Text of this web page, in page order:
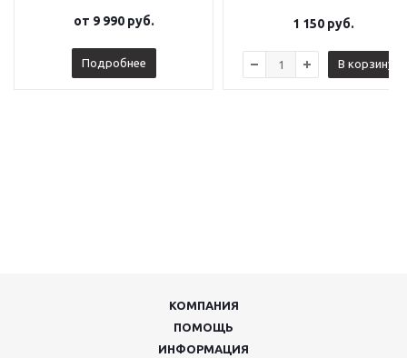
от 9 990 руб.
Подробнее
1 150руб.
В корзину
КОМПАНИЯ
ПОМОЩЬ
ИНФОРМАЦИЯ